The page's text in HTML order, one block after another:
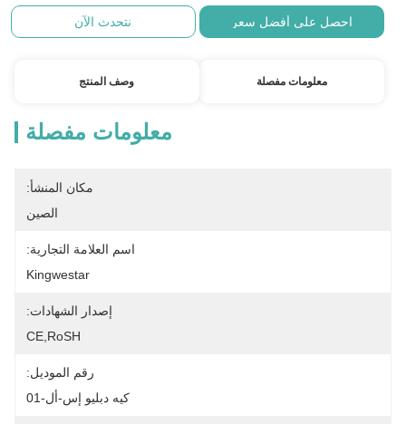
احصل على أفضل سعر نتحدث الآن
معلومات مفصلة وصف المنتج
معلومات مفصلة
مكان المنشأ:
الصين
اسم العلامة التجارية:
Kingwestar
إصدار الشهادات:
CE,RoSH
رقم الموديل:
كيه دبليو إس-أل-01